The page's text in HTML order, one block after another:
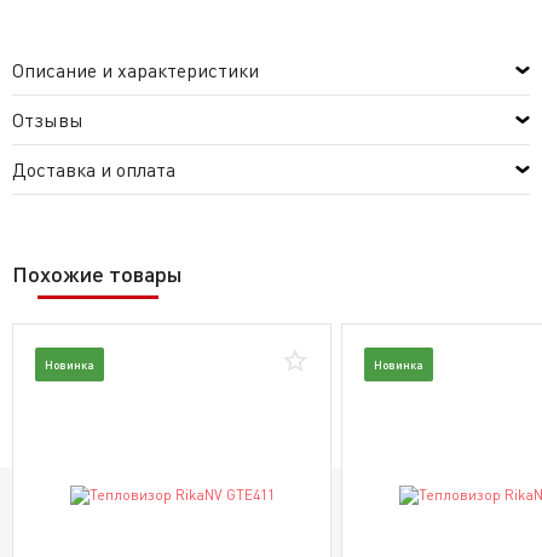
Описание и характеристики
Отзывы
Доставка и оплата
Похожие товары
Новинка Новинка